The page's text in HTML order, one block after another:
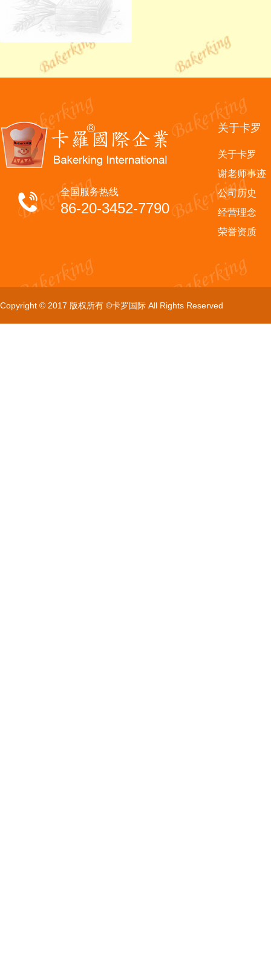
全国服务热线
86-20-3452-7790
关于卡罗
关于卡罗
谢老师事迹
公司历史
经营理念
荣誉资质
Copyright © 2017 版权所有 ©卡罗国际 All Rights Reserved